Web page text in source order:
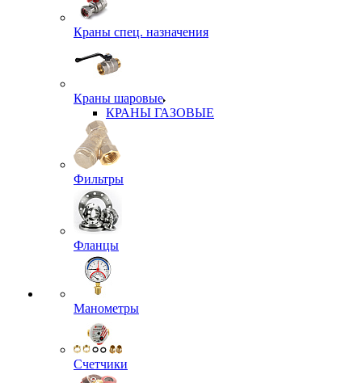
Краны спец. назначения
Краны шаровые
КРАНЫ ГАЗОВЫЕ
Фильтры
Фланцы
Манометры
Счетчики